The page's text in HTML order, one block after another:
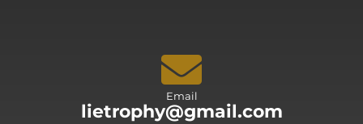
Email
lietrophy@gmail.com